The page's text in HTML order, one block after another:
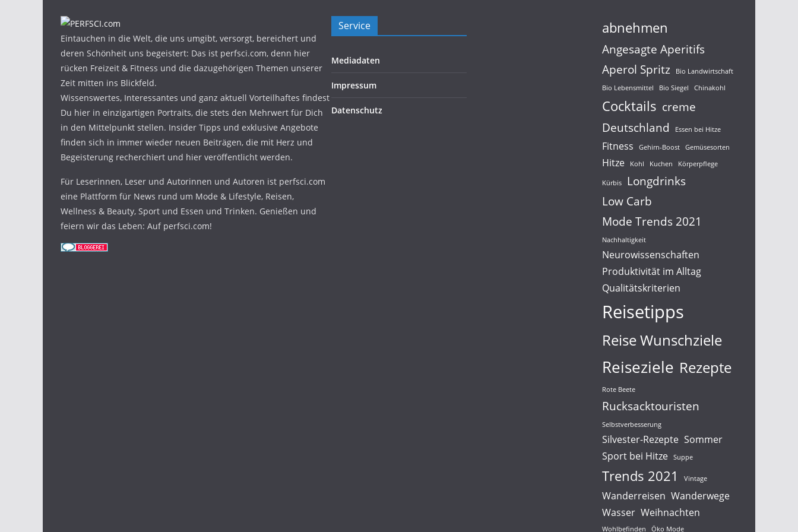
Eintauchen in die Welt, die uns umgibt, versorgt, bereichert und
deren Schönheit uns begeistert: Das ist perfsci.com, denn hier
rücken Freizeit & Fitness und die dazugehörigen Themen unserer
Zeit mitten ins Blickfeld.
Wissenswertes, Interessantes und ganz aktuell Vorteilhaftes findest
Du hier in einzigartigen Portraits, die stets den Mehrwert für Dich
in den Mittelpunkt stellen. Insider Tipps und exklusive Angebote
finden sich in immer wieder neuen Beiträgen, die mit Herz und
Begeisterung recherchiert und hier veröffentlicht werden.
Für Leserinnen, Leser und Autorinnen und Autoren ist perfsci.com
eine Plattform für News rund um Mode & Lifestyle, Reisen,
Wellness & Beauty, Sport und Essen und Trinken. Genießen und
feiern wir das Leben: Auf perfsci.com!
Service
Mediadaten
Impressum
Datenschutz
abnehmen
Angesagte Aperitifs
Aperol Spritz
Bio Landwirtschaft
Bio Lebensmittel
Bio Siegel Chinakohl
Cocktails creme
Deutschland
Essen bei Hitze
Fitness Gehirn-Boost Gemüsesorten
Hitze Kohl Kuchen Körperpflege
Kürbis
Longdrinks
Low Carb
Mode Trends 2021
Nachhaltigkeit
Neurowissenschaften
Produktivität im Alltag
Qualitätskriterien
Reisetipps
Reise Wunschziele
Reiseziele Rezepte
Rote Beete
Rucksacktouristen
Selbstverbesserung
Silvester-Rezepte Sommer
Sport bei Hitze
Suppe
Trends 2021 Vintage
Wanderreisen Wanderwege
Wasser Weihnachten
Wohlbefinden Öko Mode